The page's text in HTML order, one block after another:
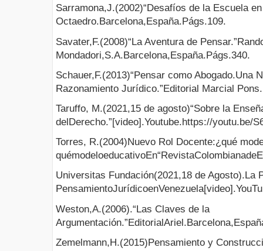
Sarramona,J.(2002)“Desafíos de la Escuela
Octaedro.Barcelona,España.Págs.109.
Savater,F.(2008)“La Aventura de
Mondadori,S.A.Barcelona,España.Págs.340.
Schauer,F.(2013)“Pensar como Abogado.Una
Razonamiento Jurídico.”Editorial Marcial
Taruffo, M.(2021,15 de agosto)“Sobre la
delDerecho.”[video].Youtube.https://youtu.be/
Torres, R.(2004)Nuevo Rol Docente:¿qué
Universitas Fundación(2021,18 de Agosto).La
Weston,A.(2006).“Las Claves de la
Zemelmann,H.(2015)Pensamiento y